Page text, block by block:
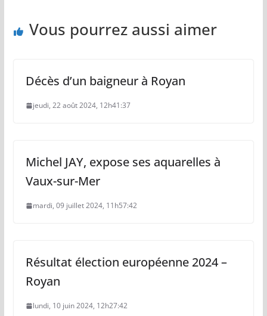
Vous pourrez aussi aimer
Décès d’un baigneur à Royan
jeudi, 22 août 2024, 12h41:37
Michel JAY, expose ses aquarelles à
Vaux-sur-Mer
mardi, 09 juillet 2024, 11h57:42
Résultat élection européenne 2024 –
Royan
lundi, 10 juin 2024, 12h27:42